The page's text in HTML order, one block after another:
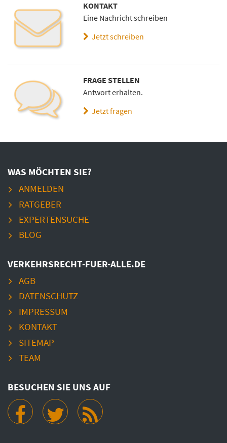
KONTAKT
Eine Nachricht schreiben
Jetzt schreiben
FRAGE STELLEN
Antwort erhalten.
Jetzt fragen
WAS MÖCHTEN SIE?
ANMELDEN
RATGEBER
EXPERTENSUCHE
BLOG
VERKEHRSRECHT-FUER-ALLE.DE
AGB
DATENSCHUTZ
IMPRESSUM
KONTAKT
SITEMAP
TEAM
BESUCHEN SIE UNS AUF